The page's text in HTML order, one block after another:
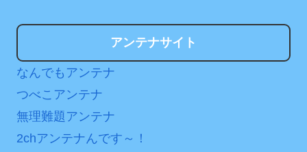
日本が北朝鮮に辛勝し二
次予選3連勝も、海外ファン
は采配に辛辣「おそろしい
はチキン」
代」に突入！アトラクショ
ンパスがどれもこれも1500
アンテナサイト
なんでもアンテナ
つべこアンテナ
無理難題アンテナ
2chアンテナんです～！